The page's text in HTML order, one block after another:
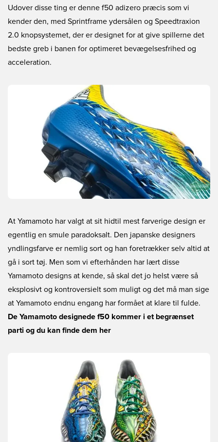
Udover disse ting er denne f50 adizero præcis som vi
kender den, med Sprintframe ydersålen og Speedtraxion
2.0 knopsystemet, der er designet for at give spillerne det
bedste greb i banen for optimeret bevægelsesfrihed og
acceleration.
At Yamamoto har valgt at sit hidtil mest farverige design er
egentlig en smule paradoksalt. Den japanske designers
yndlingsfarve er nemlig sort og han foretrækker selv altid at
gå i sort tøj. Men som vi efterhånden har lært disse
Yamamoto designs at kende, så skal det jo helst være så
eksplosivt og kontroversielt som muligt og det må man sige
at Yamamoto endnu engang har formået at klare til fulde.
De Yamamoto designede f50 kommer i et begrænset
parti og du kan finde dem her